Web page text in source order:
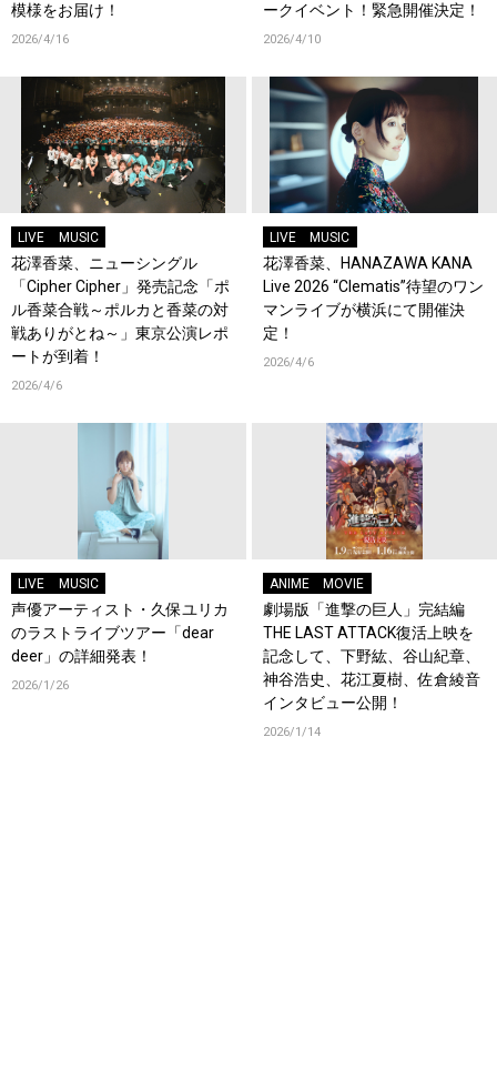
模様をお届け！
2026/4/16
ークイベント！緊急開催決定！
2026/4/10
LIVE MUSIC
花澤香菜、ニューシングル
「Cipher Cipher」発売記念「ポ
ル香菜合戦～ポルカと香菜の対
戦ありがとね～」東京公演レポ
ートが到着！
2026/4/6
LIVE MUSIC
花澤香菜、HANAZAWA KANA
Live 2026 “Clematis”待望のワン
マンライブが横浜にて開催決
定！
2026/4/6
LIVE MUSIC
声優アーティスト・久保ユリカ
のラストライブツアー「dear
deer」の詳細発表！
2026/1/26
ANIME MOVIE
劇場版「進撃の巨人」完結編
THE LAST ATTACK復活上映を
記念して、下野紘、谷山紀章、
神谷浩史、花江夏樹、佐倉綾音
インタビュー公開！
2026/1/14